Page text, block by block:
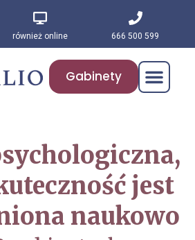
również online 666 500 599
Gabinety
jest
naukowo